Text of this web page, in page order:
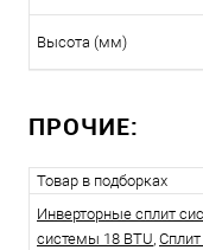
Высота (мм)
ПРОЧИЕ:
Товар в подборках
Инверторные сплит
системы 18 BTU,